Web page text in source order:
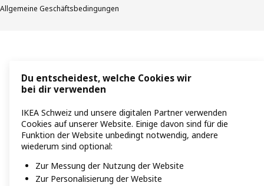
Allgemeine Geschäftsbedingungen
Du entscheidest, welche Cookies wir
bei dir verwenden
IKEA Schweiz und unsere digitalen Partner verwenden
Cookies auf unserer Website. Einige davon sind für die
Funktion der Website unbedingt notwendig, andere
wiederum sind optional:
Zur Messung der Nutzung der Website
Zur Personalisierung der Website